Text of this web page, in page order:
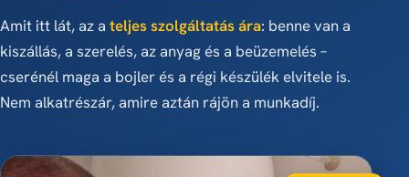
Amit itt lát, az a teljes szolgáltatás ára: benne van a
kiszállás, a szerelés, az anyag és a beüzemelés –
cserénél maga a bojler és a régi készülék elvitele is.
Nem alkatrészár, amire aztán rájön a munkadíj.